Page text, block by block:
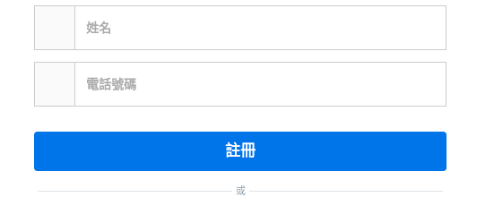
姓名
電話號碼
註冊
或